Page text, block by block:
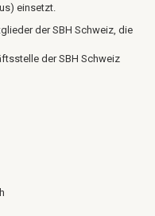
einsetzt.
der SBH Schweiz, die
der SBH Schweiz